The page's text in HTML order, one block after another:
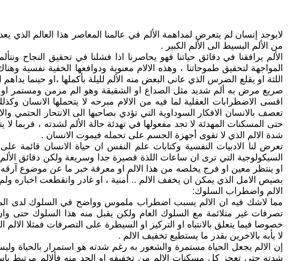
لايوجد إنسان لم يتعرض لمداهمة الألم في عالمنا المعاصر هذا العالم الذي
من الألم البسيط الى الألم الكبير .
الألم يرافقنا في دقائق حياتنا فهو يحاصرنا اذا فشلنا في تحقيق النجاح
المواجهة لتحقيق طموحاتنا ، وهذه الالام معنوية ودوافعها الخفية
اللثة او يقلع الضرس الذي عانى البعض منه الألم لليلة بأكملها ،او حينما
صريع مرض به ألم شديد مثل الصداع او الشقيقة وهو الم مزمن ومستمر او
اقسى الاضطرابات العقلية لما فيه من الالام مبرحه لا يتحملها الانسان
تعصف بالانسان الافكار السوداوية التي تؤدي بصاحبها الى الانتحار
حتى المسكنات المهدئة لا تجد مفعولها في تهدئة حالة الألم لشدته ،
شدة الالم الذي لا تقوى أجهزة الجسم على تحمله فيموت الانسان .
تعرض لنا الادبيات النفسية وكتابات علم النفس ان حياة الانسان قائمة على
السيكولوجية التي ترى ان ساعات اللذة قصيرة جدا وسريعة ولكن دقائق
او ينتظر معين او فرج يخلصه من هذا الالم او معرفة خبر ما عن موضوع
بصيص الامل الذي يمكن ان يخفف الالم .. أمنية ، او غادر وانقطعت اخباره ولم
الالم واضطراب السلوك:
مما لاشك فيه ان الالم يسبب اضطراب ملموس وواضح في السلوك لدى
تصرفات غير متلائمة مع السلوك العام ولكن يقبل منه هذا السلوك حتى
خصوصا فيما يتعلق بالانتباه او التركيز او السيطرة على التصرفات فمثلا
لا يأبه بالاخرين بقدر ما يستطيع تخفيف الالم .
إن الالم يجعل الحياة مستمرة والشعور به رغم شدته هو استمرار
شدته حتى تعجز كل مسكنات الالم من تخفيفه او الحد منه فألالم مرتبط